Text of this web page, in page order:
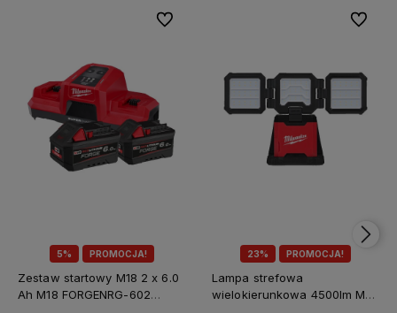
5% PROMOCJA!
Zestaw startowy M18 2 x 6.0
Ah M18 FORGENRG-602
Do ulubionych
23% PROMOCJA!
Lampa strefowa
wielokierunkowa 4500lm M18
Do